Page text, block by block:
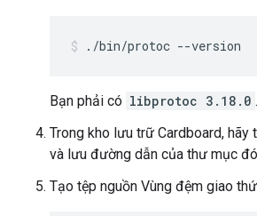
./bin/protoc --version
Bạn phải có libprotoc 3.18.0 .
Trong kho lưu trữ Cardboard, hãy
và lưu đường dẫn của thư mục
Tạo tệp nguồn Vùng đệm giao